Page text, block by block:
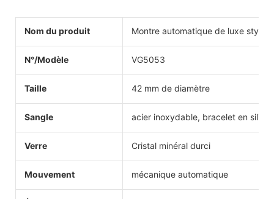
Nom du produit Montre automatique de luxe style
N°/Modèle VG5053
Taille 42 mm de diamètre
Sangle acier inoxydable, bracelet en
Verre Cristal minéral durci
Mouvement mécanique automatique